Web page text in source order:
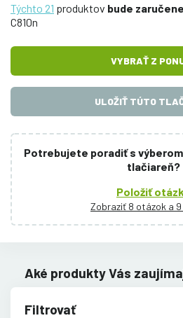
Týchto 21 produktov bude
C810n
VYBRAŤ Z
ULOŽIŤ TÚTO
Potrebujete poradiť s
tlačiareň?
Položiť
Zobraziť 8 otázok a
Aké produkty Vás
Filtrovať